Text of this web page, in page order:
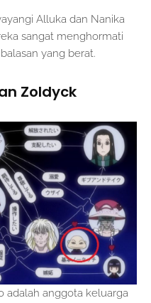
Alluka dan Nanika
sangat menghormati
yang berat.
Zoldyck
adalah anggota keluarga